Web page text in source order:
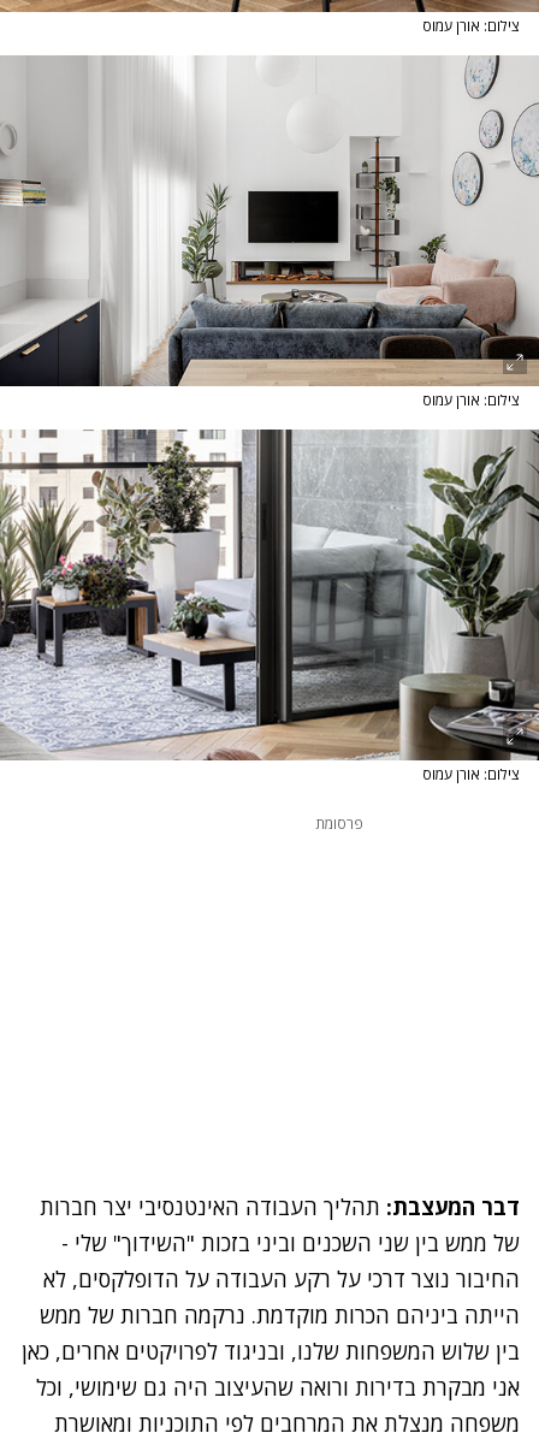
צילום: אורן עמוס
צילום: אורן עמוס
צילום: אורן עמוס
פרסומת
דבר המעצבת: תהליך העבודה האינטנסיבי יצר חברות
של ממש בין שני השכנים וביני בזכות "השידוך" שלי -
החיבור נוצר דרכי על רקע העבודה על הדופלקסים, לא
הייתה ביניהם הכרות מוקדמת. נרקמה חברות של ממש
בין שלוש המשפחות שלנו, ובניגוד לפרויקטים אחרים, כאן
אני מבקרת בדירות ורואה שהעיצוב היה גם שימושי, וכל
משפחה מנצלת את המרחבים לפי התוכניות ומאושרת